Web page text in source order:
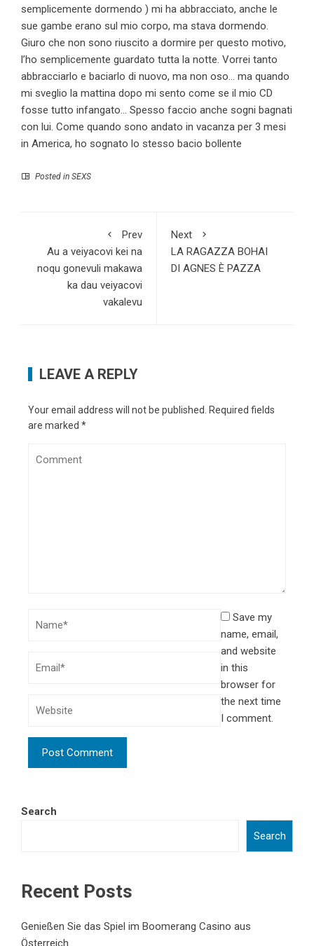
semplicemente dormendo ) mi ha abbracciato, anche le
sue gambe erano sul mio corpo, ma stava dormendo.
Giuro che non sono riuscito a dormire per questo motivo,
l’ho semplicemente guardato tutta la notte. Vorrei tanto
abbracciarlo e baciarlo di nuovo, ma non oso… ma quando
mi sveglio la mattina dopo mi sento come se il mio CD
fosse tutto infangato… Spesso faccio anche sogni bagnati
con lui. Come quando sono andato in vacanza per 3 mesi
in America, ho sognato lo stesso bacio bollente
Posted in SEXS
Prev
Au a veiyacovi kei na
noqu gonevuli makawa
ka dau veiyacovi
vakalevu
Next
LA RAGAZZA BOHAI
DI AGNES È PAZZA
LEAVE A REPLY
Your email address will not be published. Required fields
are marked *
Save my
name, email,
and website
in this
browser for
the next time
I comment.
Search
Search
Recent Posts
Genießen Sie das Spiel im Boomerang Casino aus
Österreich